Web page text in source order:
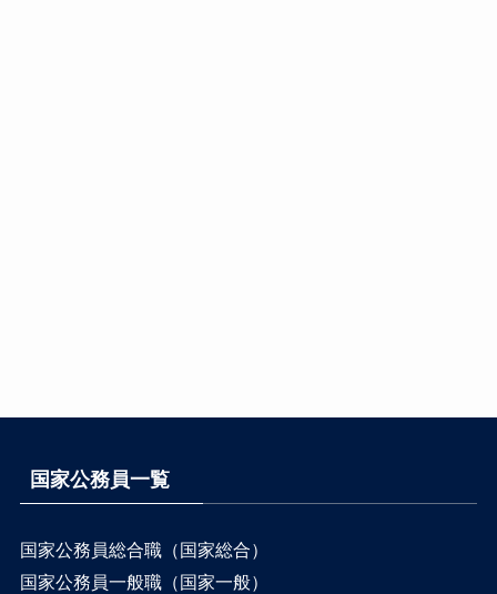
国家公務員一覧
国家公務員総合職（国家総合）
国家公務員一般職（国家一般）